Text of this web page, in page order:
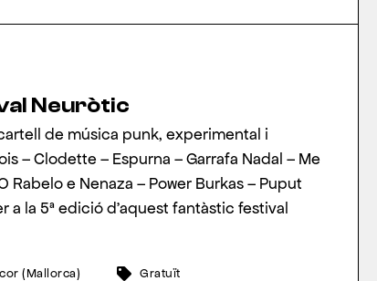
Neuròtic
de música punk, experimental i
– Clodette – Espurna – Garrafa Nadal – Me
Rabelo e Nenaza – Power Burkas – Puput
a la 5ª edició d’aquest fantàstic festival
(Mallorca) Gratuït